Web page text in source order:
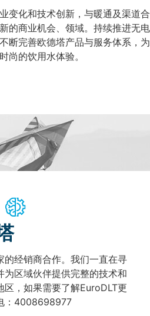
变化和技术创新，与暖通及渠道合
的商业机会、领域。持续推进无电
断完善欧德塔产品与服务体系，为
尚的饮用水体验。
的经销商合作。我们一直在寻
为区域伙伴提供完整的技术和
区，如果需要了解EuroDLT更
：4008698977